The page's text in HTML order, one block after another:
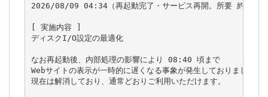
2026/08/09 04:34（再起動完了・サービス再開。所要 約21分
[ 実施内容 ]
ディスクI/O設定の最適化
なお再起動後、内部処理の影響により 08:40 頃まで
Webサイトの表示が一時的に遅くなる事象が発生しておりました。
現在は解消しており、通常どおりご利用いただけます。